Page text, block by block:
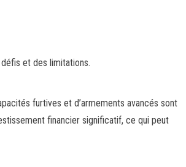
et des limitations.
furtives et d’armements avancés sont
financier significatif, ce qui peut